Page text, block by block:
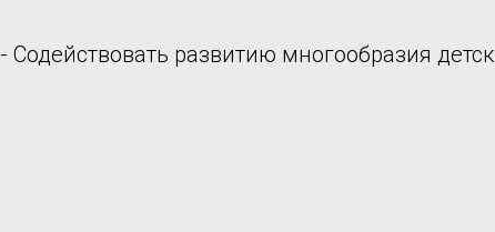
- Содействовать развитию многообразия